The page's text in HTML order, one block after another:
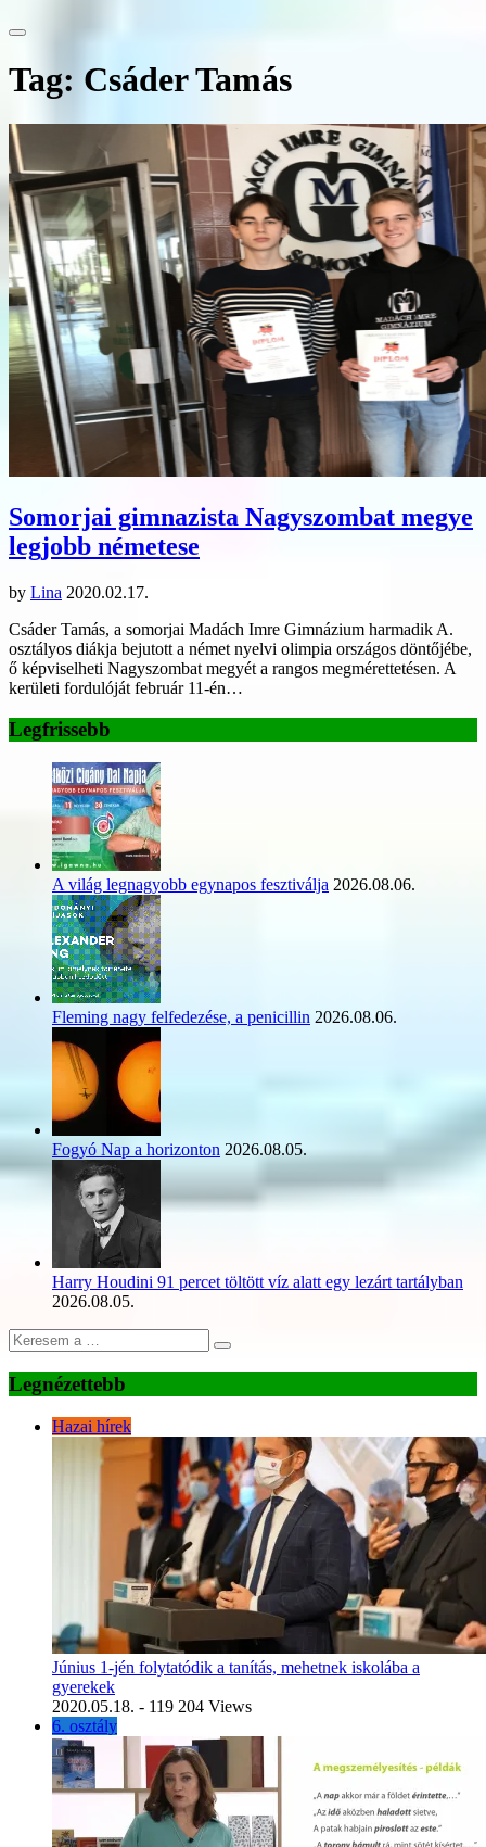
Tag: Csáder Tamás
Somorjai gimnazista Nagyszombat megye
legjobb németese
by Lina 2020.02.17.
Csáder Tamás, a somorjai Madách Imre Gimnázium harmadik A.
osztályos diákja bejutott a német nyelvi olimpia országos döntőjébe,
ő képviselheti Nagyszombat megyét a rangos megmérettetésen. A
kerületi fordulóját február 11-én…
Legfrissebb
A világ legnagyobb egynapos fesztiválja 2026.08.06.
Fleming nagy felfedezése, a penicillin 2026.08.06.
Fogyó Nap a horizonton 2026.08.05.
Harry Houdini 91 percet töltött víz alatt egy lezárt tartályban
2026.08.05.
Legnézettebb
Hazai hírek
Június 1-jén folytatódik a tanítás, mehetnek iskolába a
gyerekek
2020.05.18. - 119 204 Views
6. osztály